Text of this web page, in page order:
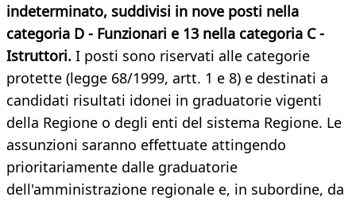
indeterminato, suddivisi in nove posti nella
categoria D - Funzionari e 13 nella categoria C -
Istruttori. I posti sono riservati alle categorie
protette (legge 68/1999, artt. 1 e 8) e destinati a
candidati risultati idonei in graduatorie vigenti
della Regione o degli enti del sistema Regione. Le
assunzioni saranno effettuate attingendo
prioritariamente dalle graduatorie
dell'amministrazione regionale e, in subordine, da